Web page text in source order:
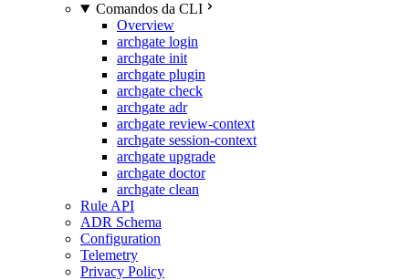
Comandos da CLI
Overview
archgate login
archgate init
archgate plugin
archgate check
archgate adr
archgate review-context
archgate session-context
archgate upgrade
archgate doctor
archgate clean
Rule API
ADR Schema
Configuration
Telemetry
Privacy Policy